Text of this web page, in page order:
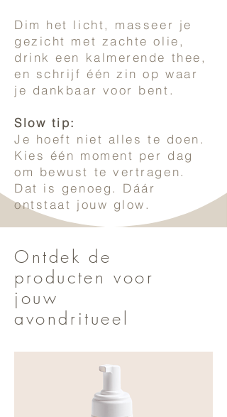
Dim het licht, masseer je
gezicht met zachte olie,
drink een kalmerende thee,
en schrijf één zin op waar
je dankbaar voor bent.
Slow tip:
Je hoeft niet alles te doen.
Kies één moment per dag
om bewust te vertragen.
Dat is genoeg. Dáár
ontstaat jouw glow.
Ontdek de
producten voor
jouw
avondritueel